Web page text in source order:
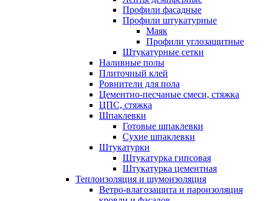
Профили фасадные
Профили штукатурные
Маяк
Профили углозащитные
Штукатурные сетки
Наливные полы
Плиточный клей
Ровнители для пола
Цементно-песчаные смеси, стяжка
ЦПС, стяжка
Шпаклевки
Готовые шпаклевки
Сухие шпаклевки
Штукатурки
Штукатурка гипсовая
Штукатурка цементная
Теплоизоляция и шумоизоляция
Ветро-влагозащита и пароизоляция